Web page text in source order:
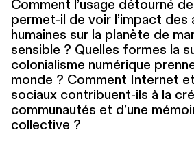
Comment l’usage détourné
permet-il de voir l’impact des
humaines sur la planète de
sensible ? Quelles formes la
colo­nial­isme numérique
monde ? Comment Internet
sociaux contribuent-ils à la
communautés et d’une
collective ?